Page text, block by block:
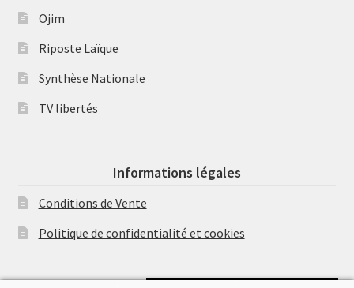
Ojim
Riposte Laïque
Synthèse Nationale
TV libertés
Informations légales
Conditions de Vente
Politique de confidentialité et cookies